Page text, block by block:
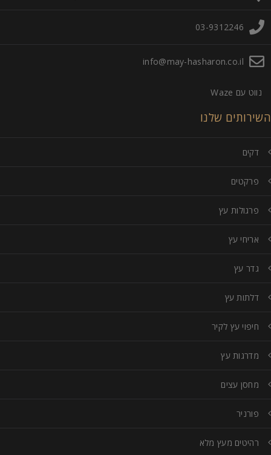
03-9312246
info@may-hasharon.co.il
נווט עם Waze
השירותים שלנו
דקים
פרקטים
פרגולות עץ
אריחי עץ
גדר עץ
דלתות עץ
חיפוי עץ לקיר
מדרגות עץ
מחסן עצים
פורניר
רהיטים מעץ מלא